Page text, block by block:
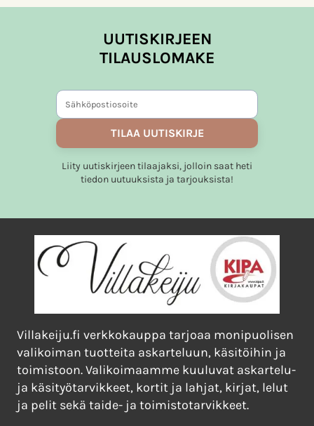
UUTISKIRJEEN
TILAUSLOMAKE
TILAA UUTISKIRJE
Liity uutiskirjeen tilaajaksi, jolloin saat heti
tiedon uutuuksista ja tarjouksista!
Villakeiju.fi verkkokauppa tarjoaa monipuolisen
valikoiman tuotteita askarteluun, käsitöihin ja
toimistoon. Valikoimaamme kuuluvat askartelu-
ja käsityötarvikkeet, kortit ja lahjat, kirjat, lelut
ja pelit sekä taide- ja toimistotarvikkeet.